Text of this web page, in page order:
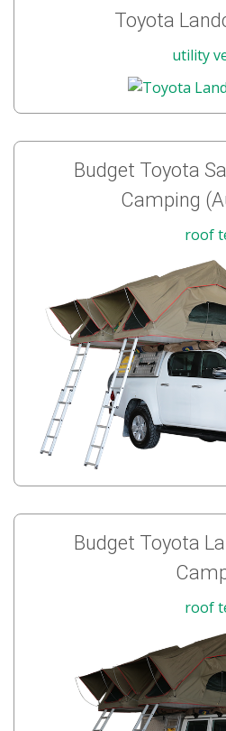
Toyota
utility
Budget Toyota
Camping
roof
Budget Toyota
roof